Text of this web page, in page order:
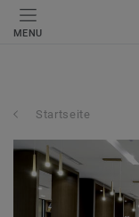
MENU
Startseite